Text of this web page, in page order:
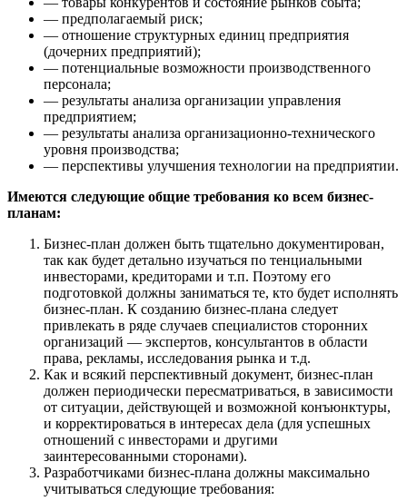
— предполагаемый риск;
— отношение структурных единиц предприятия
(дочерних предприятий);
— потенциальные возможности производственного
персонала;
— результаты анализа организации управления
предприятием;
— результаты анализа организационно-технического
уровня производства;
— перспективы улучшения технологии на предприятии.
Имеются следующие общие требования ко всем бизнес-
планам:
Бизнес-план должен быть тщательно документирован,
так как будет детально изучаться по­ тенциальными
инвесторами, кредиторами и т.п. Поэтому его
подготовкой должны заниматься те, кто будет исполнять
бизнес-план. К созданию бизнес-плана следует
привлекать в ряде случаев специали­стов сторонних
организаций — экспертов, консультантов в области
права, рекламы, исследования рынка и т.д.
Как и всякий перспективный документ, бизнес-план
должен периодически пересматриваться, в зависимости
от ситуации, действующей и возможной конъюнктуры,
и корректироваться в интере­сах дела (для успешных
отношений с инвесторами и другими
заинтересованными сторонами).
Разработчиками бизнес-плана должны максимально
учитываться следующие требования: